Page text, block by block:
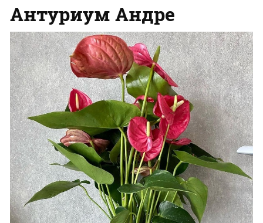
Антуриум Андре